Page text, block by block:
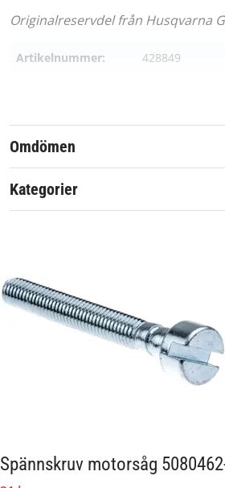
Originalreservdel från Husqvarna
Artikelnummer:
428849
Partner,
Omdömen
Kategorier
Spännskruv motorsåg